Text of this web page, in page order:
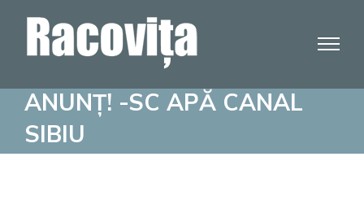
ANUNȚ! -SC APĂ CANAL
SIBIU